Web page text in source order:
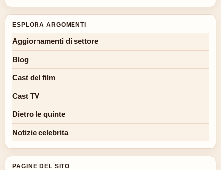
ESPLORA ARGOMENTI
Aggiornamenti di settore
Blog
Cast del film
Cast TV
Dietro le quinte
Notizie celebrita
PAGINE DEL SITO